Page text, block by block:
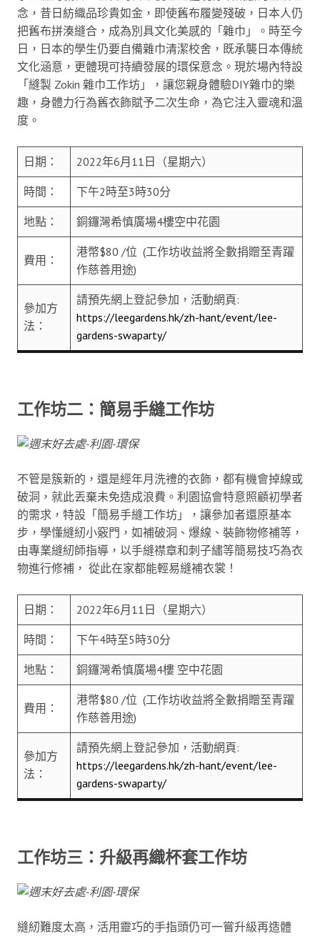
念，昔日紡織品珍貴如金，即使舊布履變殘破，日本人仍
把舊布拼湊縫合，成為別具文化美感的「雜巾」。時至今
日，日本的學生仍要自備雜巾清潔校舍，既承襲日本傳統
文化涵意，更體現可持續發展的環保意念。現於場內特設
「縫製 Zokin 雜巾工作坊」，讓您親身體驗DIY雜巾的樂
趣，身體力行為舊衣飾賦予二次生命，為它注入靈魂和溫
度。
日期： 2022年6月11日（星期六）
時間： 下午2時至3時30分
地點： 銅鑼灣希慎廣場4樓空中花園
費用：
港幣$80 /位 (工作坊收益將全數捐贈至青躍
作慈善用途)
參加方
法：
請預先網上登記參加，活動網頁:
https://leegardens.hk/zh-hant/event/lee-
gardens-swaparty/
工作坊二：簡易手縫工作坊
不管是簇新的，還是經年月洗禮的衣飾，都有機會掉線或
破洞，就此丟棄未免造成浪費。利園協會特意照顧初學者
的需求，特設「簡易手縫工作坊」，讓參加者還原基本
步，學懂縫紉小竅門，如補破洞、爆線、裝飾物修補等，
由專業縫紉師指導，以手縫襟章和刺子繡等簡易技巧為衣
物進行修補， 從此在家都能輕易縫補衣裳！
日期： 2022年6月11日（星期六）
時間： 下午4時至5時30分
地點： 銅鑼灣希慎廣場4樓 空中花園
費用：
港幣$80 /位 (工作坊收益將全數捐贈至青躍
作慈善用途)
參加方
法：
請預先網上登記參加，活動網頁:
https://leegardens.hk/zh-hant/event/lee-
gardens-swaparty/
工作坊三：升級再織杯套工作坊
縫紉難度太高，活用靈巧的手指頭仍可一嘗升級再造體